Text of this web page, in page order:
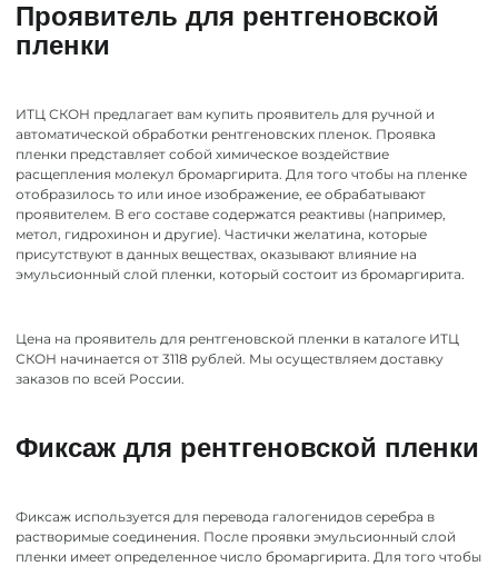
Проявитель для рентгеновской
пленки
ИТЦ СКОН предлагает вам купить проявитель для ручной и
автоматической обработки рентгеновских пленок. Проявка
пленки представляет собой химическое воздействие
расщепления молекул бромаргирита. Для того чтобы на пленке
отобразилось то или иное изображение, ее обрабатывают
проявителем. В его составе содержатся реактивы (например,
метол, гидрохинон и другие). Частички желатина, которые
присутствуют в данных веществах, оказывают влияние на
эмульсионный слой пленки, который состоит из бромаргирита.
Цена на проявитель для рентгеновской пленки в каталоге ИТЦ
СКОН начинается от 3118 рублей. Мы осуществляем доставку
заказов по всей России.
Фиксаж для рентгеновской пленки
Фиксаж используется для перевода галогенидов серебра в
растворимые соединения. После проявки эмульсионный слой
пленки имеет определенное число бромаргирита. Для того чтобы